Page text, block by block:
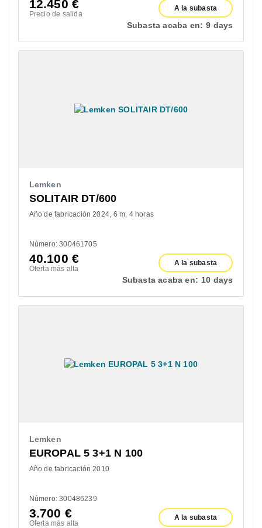
12.450 €
Precio de salida
A la subasta
Subasta acaba en: 9 days
Lemken
SOLITAIR DT/600
Año de fabricación 2024 6 m 4 horas
Número: 300461705
40.100 €
Oferta más alta
A la subasta
Subasta acaba en: 10 days
Lemken
EUROPAL 5 3+1 N 100
Año de fabricación 2010
Número: 300486239
3.700 €
Oferta más alta
A la subasta